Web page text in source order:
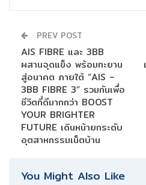
PREV POST
AIS FIBRE และ 3BB
ผสานจุดแข็ง พร้อมทะยาน
สู่อนาคต ภายใต้ “AIS –
3BB FIBRE 3” รวมกันเพื่อ
ชีวิตที่ดีมากกว่า BOOST
YOUR BRIGHTER
FUTURE เดินหน้ายกระดับ
อุตสาหกรรมเน็ตบ้าน
You Might Also Like